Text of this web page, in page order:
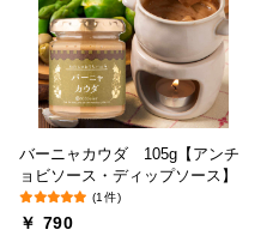
バーニャカウダ 105g【アンチ
ョビソース・ディップソース】
(1件)
￥ 790